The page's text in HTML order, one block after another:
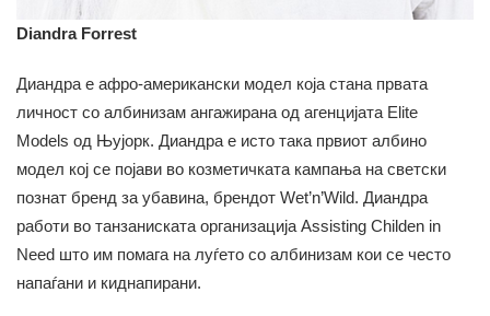
Diandra Forrest
Диандра е афро-американски модел која стана првата
личност со албинизам ангажирана од агенцијата Elite
Models од Њујорк. Диандра е исто така првиот албино
модел кој се појави во козметичката кампања на светски
познат бренд за убавина, брендот Wet’n’Wild. Диандра
работи во танзаниската организација Assisting Childen in
Need што им помага на луѓето со албинизам кои се често
напаѓани и киднапирани.